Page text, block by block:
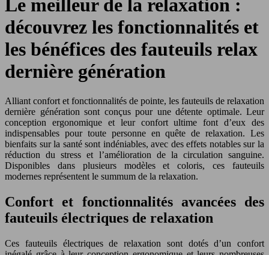
Le meilleur de la relaxation :
découvrez les fonctionnalités et
les bénéfices des fauteuils relax
dernière génération
Alliant confort et fonctionnalités de pointe, les fauteuils de relaxation
dernière génération sont conçus pour une détente optimale. Leur
conception ergonomique et leur confort ultime font d’eux des
indispensables pour toute personne en quête de relaxation. Les
bienfaits sur la santé sont indéniables, avec des effets notables sur la
réduction du stress et l’amélioration de la circulation sanguine.
Disponibles dans plusieurs modèles et coloris, ces fauteuils
modernes représentent le summum de la relaxation.
Confort et fonctionnalités avancées des
fauteuils électriques de relaxation
Ces fauteuils électriques de relaxation sont dotés d’un confort